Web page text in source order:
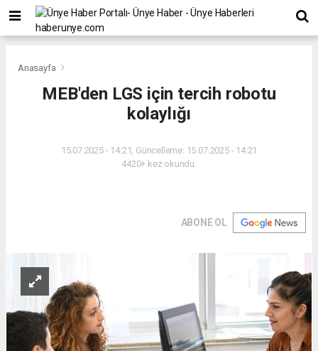
Anasayfa
MEB'den LGS için tercih robotu
kolaylığı
15.07.2025 - 14:21, Güncelleme: 15.07.2025 - 14:21
4420+ kez okundu.
ABONE OL